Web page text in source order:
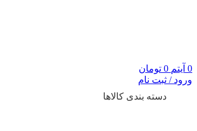
0 آیتم 0 تومان
ورود / ثبت نام
دسته بندی کالاها